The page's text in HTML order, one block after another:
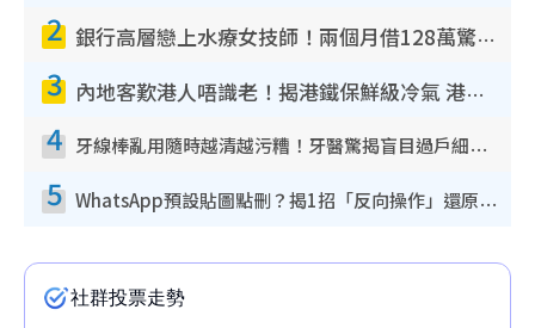
2 銀行高層戀上水療女技師！兩個月借128萬驚覺「沉船」沉落火海 揭背後疑似邪教操控賣淫
3 內地客歎港人唔識老！揭港鐵保鮮級冷氣 港人求放過：咪投訴
4 牙線棒亂用隨時越清越污糟！牙醫驚揭盲目過戶細菌恐致蛀牙：呢種先係日常真保養
5 WhatsApp預設貼圖點刪？揭1招「反向操作」還原簡潔介面 附3步實測教學